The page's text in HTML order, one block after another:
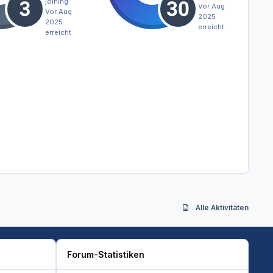
Vor Aug
2025
erreicht
Vor Aug
2025
erreicht
Alle Aktivitäten
Forum-Statistiken